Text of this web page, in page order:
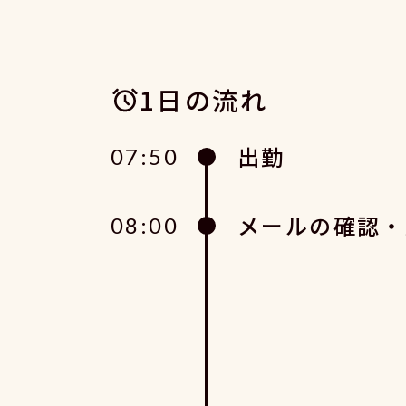
1日の流れ
07:50 出勤
08:00 メールの確認